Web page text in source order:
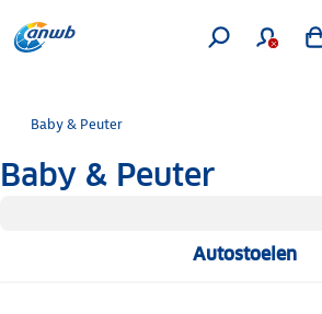
Baby & Peuter
Baby & Peuter
Autostoelen